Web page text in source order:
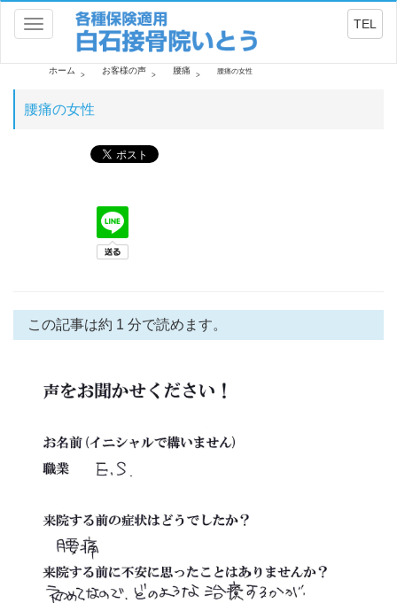
Toggle
navigation
TEL
ホーム お客様の声 腰痛 腰痛の女性
腰痛の女性
この記事は約 1 分で読めます。